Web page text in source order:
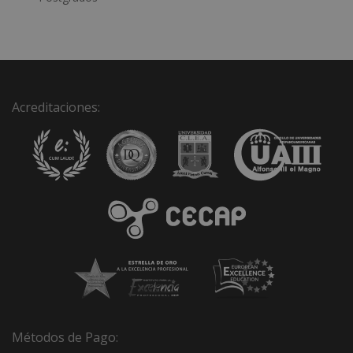
Acreditaciones:
Métodos de Pago: